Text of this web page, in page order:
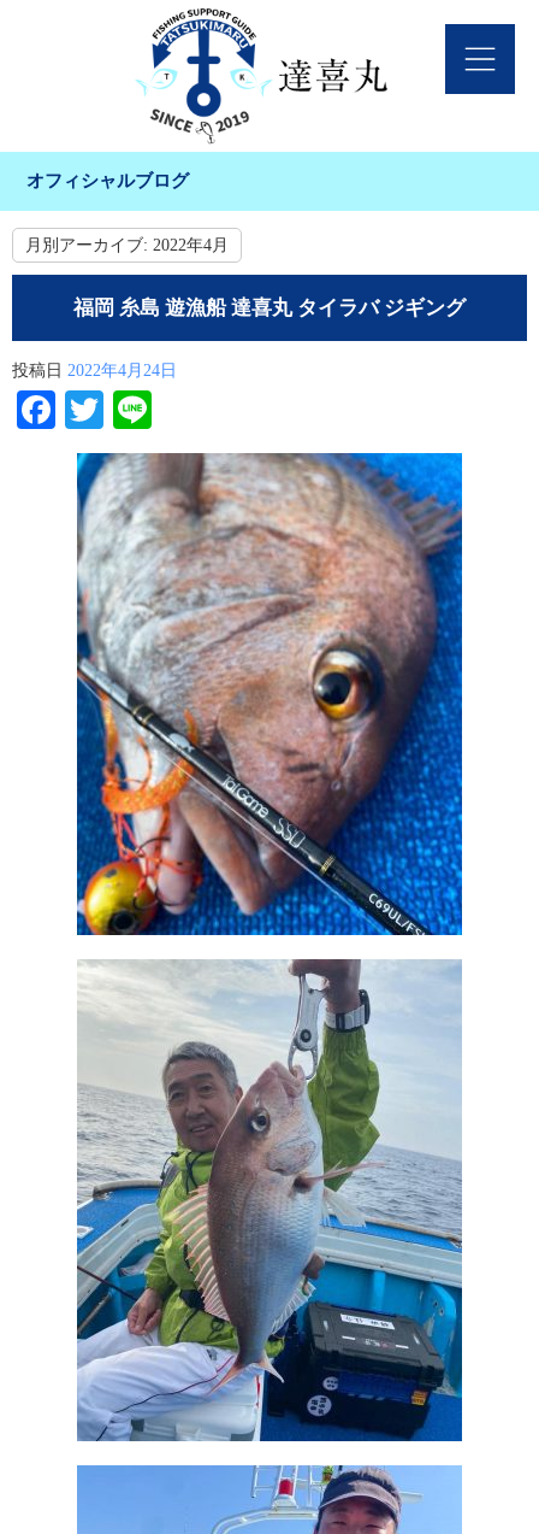
オフィシャルブログ
月別アーカイブ: 2022年4月
福岡 糸島 遊漁船 達喜丸 タイラバ ジギング
投稿日 2022年4月24日
Facebook
Twitter